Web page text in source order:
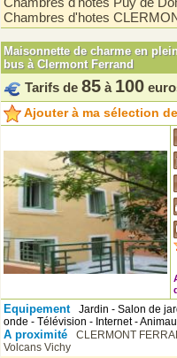
Chambres d'hotes
Maisonnette de charme en
bus à Clermont Ferrand
Tarifs de 85 à 100
Ajouter à ma sélection
Equipement
Jardin - Salon de
onde - Télévision - Internet -
A proximité CLERMONT
Volcans Vichy